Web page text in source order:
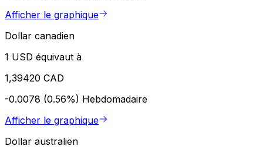
Afficher le graphique
Dollar canadien
1 USD équivaut à
1,39420 CAD
-0.0078 (0.56%) Hebdomadaire
Afficher le graphique
Dollar australien